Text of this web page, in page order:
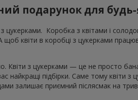
подарунок для будь-
Коробка з квітами і
щоб квіти в коробці з цукерками
Квіти з цукерками — це не просто
підбірки. Саме тому квіти з
залишає приємний післясмак на